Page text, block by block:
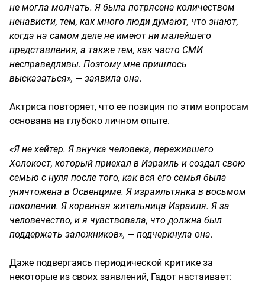
не могла молчать. Я была потрясена количеством
ненависти, тем, как много люди думают, что знают,
когда на самом деле не имеют ни малейшего
представления, а также тем, как часто СМИ
несправедливы. Поэтому мне пришлось
высказаться», — заявила она.
Актриса повторяет, что ее позиция по этим вопросам
основана на глубоко личном опыте.
«Я не хейтер. Я внучка человека, пережившего
Холокост, который приехал в Израиль и создал свою
семью с нуля после того, как вся его семья была
уничтожена в Освенциме. Я израильтянка в восьмом
поколении. Я коренная жительница Израиля. Я за
человечество, и я чувствовала, что должна был
поддержать заложников», — подчеркнула она.
Даже подвергаясь периодической критике за
некоторые из своих заявлений, Гадот настаивает: